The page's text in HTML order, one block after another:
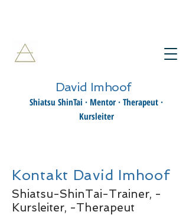
David Imhoof
Shiatsu ShinTai · Mentor · Therapeut ·
Kursleiter
Kontakt David Imhoof
Shiatsu-ShinTai-Trainer, -
Kursleiter, -Therapeut